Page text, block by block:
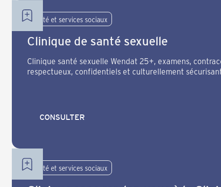
Santé et services sociaux
Clinique de santé sexuelle
Clinique santé sexuelle Wendat 25+, examens,
respectueux, confidentiels et culturellement
CONSULTER
CONSULTER
Santé et services sociaux